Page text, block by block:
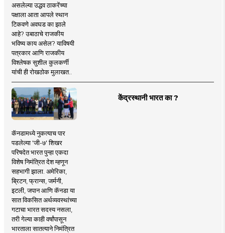
असलेल्या उद्धव ठाकरेंच्या
पक्षाला आता आपले स्थान
टिकवणे अवघड का झाले
आहे? उबाठाचे राजकीय
भविष्य काय असेल? याविषयी
पत्रकार आणि राजकीय
विश्लेषक सुशील कुलकर्णी
यांची ही रोखठोक मुलाखत..
केंद्रस्थानी भारत का ?
कॅनडामध्ये नुकत्याच पार
पडलेल्या 'जी-७' शिखर
परिषदेत भारत पुन्हा एकदा
विशेष निमंत्रित देश म्हणून
सहभागी झाला. अमेरिका,
ब्रिटन, फ्रान्स, जर्मनी,
इटली, जपान आणि कॅनडा या
सात विकसित अर्थव्यवस्थांच्या
गटाचा भारत सदस्य नसला,
तरी गेल्या काही वर्षांपासून
भारताला सातत्याने निमंत्रित